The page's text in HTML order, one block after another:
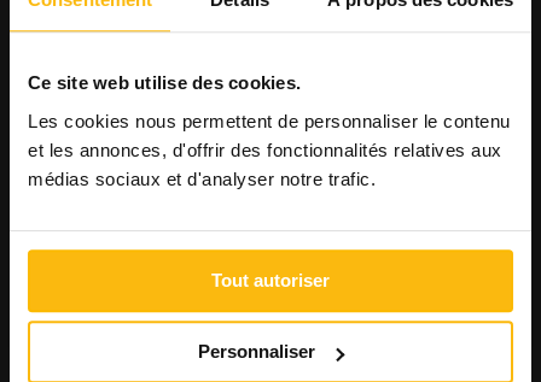
Ce site web utilise des cookies.
Les cookies nous permettent de personnaliser le contenu
et les annonces, d'offrir des fonctionnalités relatives aux
médias sociaux et d'analyser notre trafic.
Tout autoriser
Personnaliser
Consulter les offres
AGENDA
Publier un événement
Consulter l'agenda
FORMATIONS
Publier une formation
Voir les formations
Consulter les annonces